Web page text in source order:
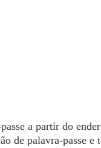
a partir do
de palavra-passe e